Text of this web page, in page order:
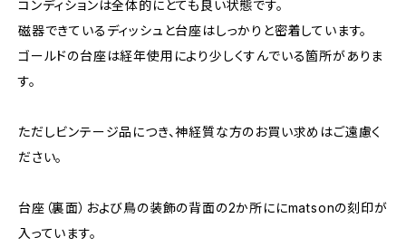
コンディションは全体的にとても良い状態です。
磁器できているディッシュと台座はしっかりと密着しています。
ゴールドの台座は経年使用により少しくすんでいる箇所がありま
す。
ただしビンテージ品につき、神経質な方のお買い求めはご遠慮く
ださい。
台座（裏面）および鳥の装飾の背面の2か所ににmatsonの刻印が
入っています。